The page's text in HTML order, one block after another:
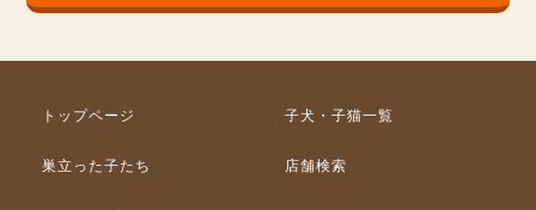
トップページ 子犬・子猫一覧
巣立った子たち 店舗検索